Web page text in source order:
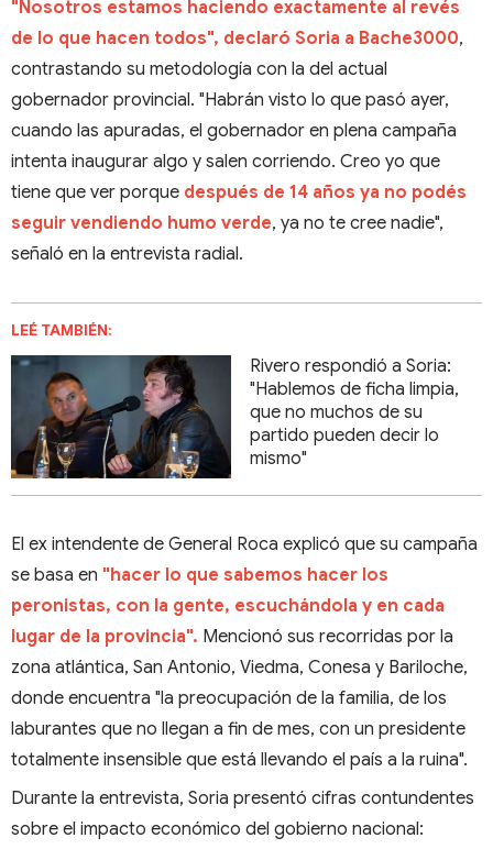
"Nosotros estamos haciendo exactamente al revés
de lo que hacen todos", declaró Soria a Bache3000,
contrastando su metodología con la del actual
gobernador provincial. "Habrán visto lo que pasó ayer,
cuando las apuradas, el gobernador en plena campaña
intenta inaugurar algo y salen corriendo. Creo yo que
tiene que ver porque después de 14 años ya no podés
seguir vendiendo humo verde, ya no te cree nadie",
señaló en la entrevista radial.
LEÉ TAMBIÉN:
Rivero respondió a Soria:
"Hablemos de ficha limpia,
que no muchos de su
partido pueden decir lo
mismo"
El ex intendente de General Roca explicó que su campaña
se basa en "hacer lo que sabemos hacer los
peronistas, con la gente, escuchándola y en cada
lugar de la provincia". Mencionó sus recorridas por la
zona atlántica, San Antonio, Viedma, Conesa y Bariloche,
donde encuentra "la preocupación de la familia, de los
laburantes que no llegan a fin de mes, con un presidente
totalmente insensible que está llevando el país a la ruina".
Durante la entrevista, Soria presentó cifras contundentes
sobre el impacto económico del gobierno nacional: